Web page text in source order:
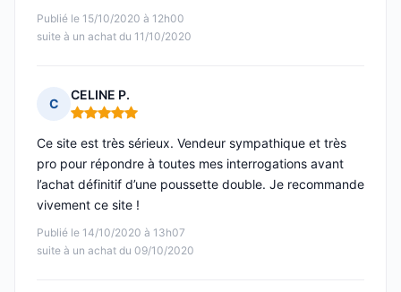
Publié le 15/10/2020 à 12h00
suite à un achat du 11/10/2020
C
CELINE P.
Note : 5 sur 5
Publié le 14/10/2020 à 13h07
suite à un achat du 09/10/2020
Ce site est très sérieux. Vendeur sympathique et très
pro pour répondre à toutes mes interrogations avant
l’achat définitif d’une poussette double. Je recommande
vivement ce site !